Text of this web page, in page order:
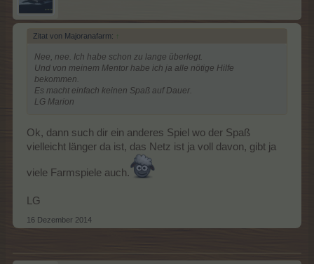
Zitat von Majoranafarm: ↑
Nee, nee. Ich habe schon zu lange überlegt.
Und von meinem Mentor habe ich ja alle nötige Hilfe
bekommen.
Es macht einfach keinen Spaß auf Dauer.
LG Marion
Ok, dann such dir ein anderes Spiel wo der Spaß
vielleicht länger da ist, das Netz ist ja voll davon, gibt ja
viele Farmspiele auch.
LG
16 Dezember 2014